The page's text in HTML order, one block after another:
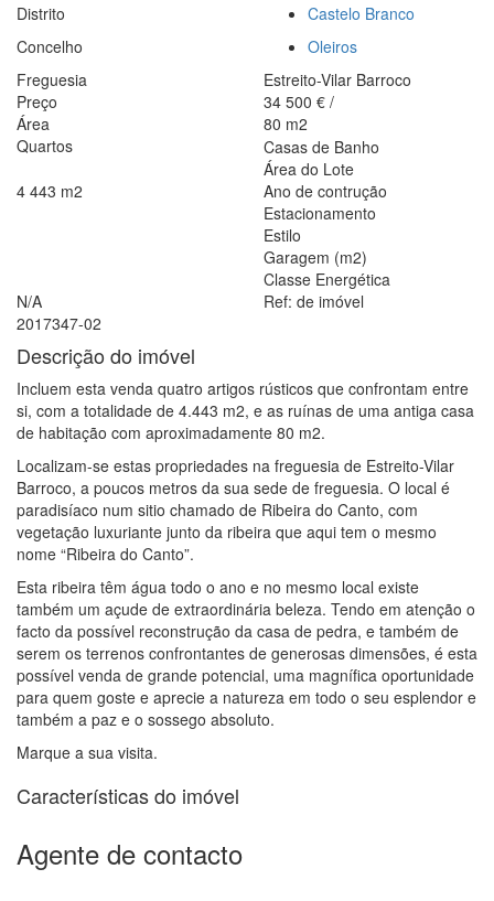
Distrito
Castelo Branco
Concelho
Oleiros
Freguesia
Estreito-Vilar Barroco
Preço
34 500 € /
Área
80 m2
Quartos
Casas de Banho
Área do Lote
4 443 m2
Ano de contrução
Estacionamento
Estilo
Garagem (m2)
Classe Energética
N/A
Ref: de imóvel
2017347-02
Descrição do imóvel
Incluem esta venda quatro artigos rústicos que confrontam entre
si, com a totalidade de 4.443 m2, e as ruínas de uma antiga casa
de habitação com aproximadamente 80 m2.
Localizam-se estas propriedades na freguesia de Estreito-Vilar
Barroco, a poucos metros da sua sede de freguesia. O local é
paradisíaco num sitio chamado de Ribeira do Canto, com
vegetação luxuriante junto da ribeira que aqui tem o mesmo
nome “Ribeira do Canto”.
Esta ribeira têm água todo o ano e no mesmo local existe
também um açude de extraordinária beleza. Tendo em atenção o
facto da possível reconstrução da casa de pedra, e também de
serem os terrenos confrontantes de generosas dimensões, é esta
possível venda de grande potencial, uma magnífica oportunidade
para quem goste e aprecie a natureza em todo o seu esplendor e
também a paz e o sossego absoluto.
Marque a sua visita.
Características do imóvel
Agente de contacto